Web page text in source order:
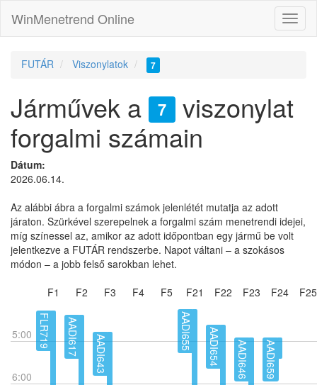
WinMenetrend Online
FUTÁR Viszonylatok 7
Járművek a 7
viszonylat
forgalmi számain
Dátum:
2026.06.14.
Az alábbi ábra a forgalmi számok jelenlétét mutatja az adott
járaton. Szürkével szerepelnek a forgalmi szám menetrendi idejei,
míg színessel az, amikor az adott időpontban egy jármű be volt
jelentkezve a FUTÁR rendszerbe. Napot váltani – a szokásos
módon – a jobb felső sarokban lehet.
5:00
6:00
F1
FLR719
F2
AADI617
F3
AADI643
F4 F5 F21
AADI655
F22
AADI654
F23
AADI646
F24
AADI659
F25